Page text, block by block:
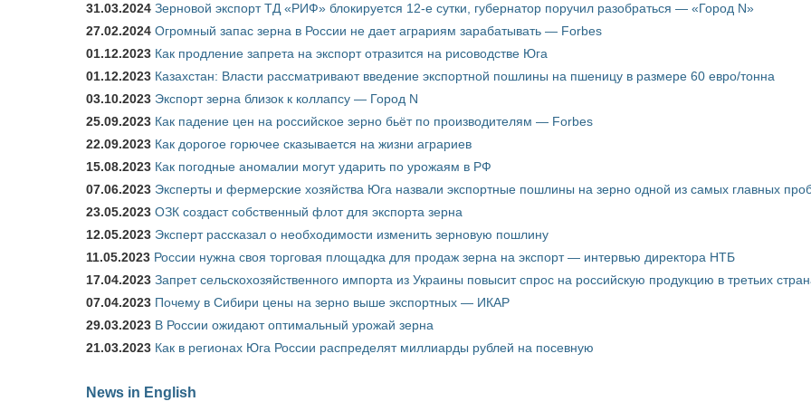
31.03.2024 Зерновой экспорт ТД «РИФ» блокируется 12-е сутки, губернатор поручил разобраться — «Город N»
27.02.2024 Огромный запас зерна в России не дает аграриям зарабатывать — Forbes
01.12.2023 Как продление запрета на экспорт отразится на рисоводстве Юга
01.12.2023 Казахстан: Власти рассматривают введение экспортной пошлины на пшеницу в размере 60 евро/тонна
03.10.2023 Экспорт зерна близок к коллапсу — Город N
25.09.2023 Как падение цен на российское зерно бьёт по производителям — Forbes
22.09.2023 Как дорогое горючее сказывается на жизни аграриев
15.08.2023 Как погодные аномалии могут ударить по урожаям в РФ
07.06.2023 Эксперты и фермерские хозяйства Юга назвали экспортные пошлины на зерно одной из самых главных
23.05.2023 ОЗК создаст собственный флот для экспорта зерна
12.05.2023 Эксперт рассказал о необходимости изменить зерновую пошлину
11.05.2023 России нужна своя торговая площадка для продаж зерна на экспорт — интервью директора НТБ
17.04.2023 Запрет сельскохозяйственного импорта из Украины повысит спрос на российскую продукцию в третьих
07.04.2023 Почему в Сибири цены на зерно выше экспортных — ИКАР
29.03.2023 В России ожидают оптимальный урожай зерна
21.03.2023 Как в регионах Юга России распределят миллиарды рублей на посевную
News in English